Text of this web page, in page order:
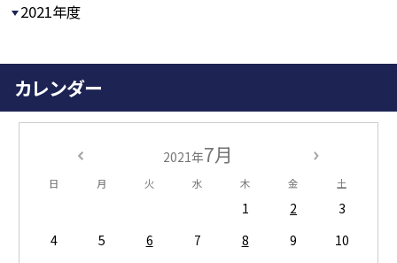
2021年度
カレンダー
2021年7月
日 月 火 水 木 金 土
1 2
3
4
5 6 7 8 9
10